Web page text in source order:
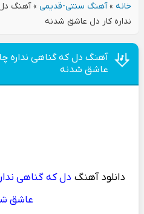
خانه»آهنگ سنتی-قدیمی»آهنگ دل
نداره کار دل عاشق شدنه
آهنگ دل که گناهی نداره
عاشق شدنه
دانلود آهنگ دل که گناهی
عاشق